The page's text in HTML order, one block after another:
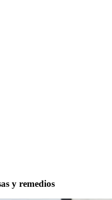
y remedios